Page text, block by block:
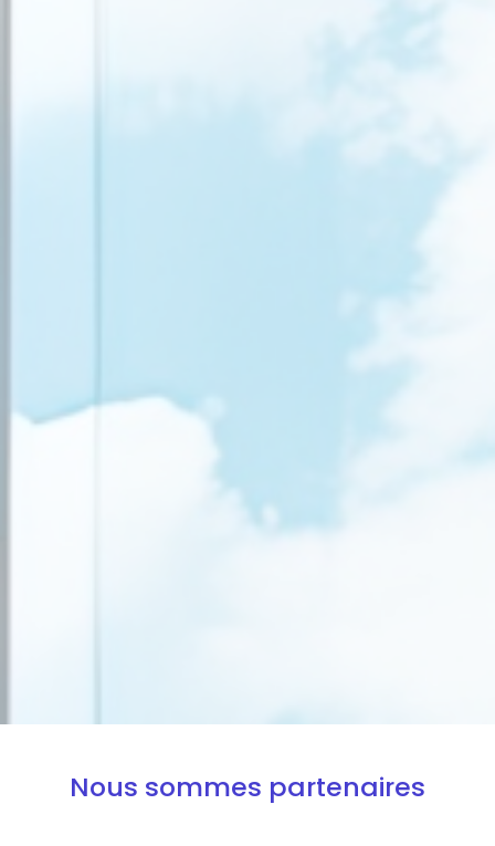
Nous sommes partenaires